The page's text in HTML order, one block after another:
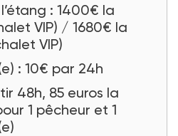
: 1400€ la
VIP) / 1680€ la
VIP)
: 10€ par 24h
48h, 85 euros la
1 pêcheur et 1